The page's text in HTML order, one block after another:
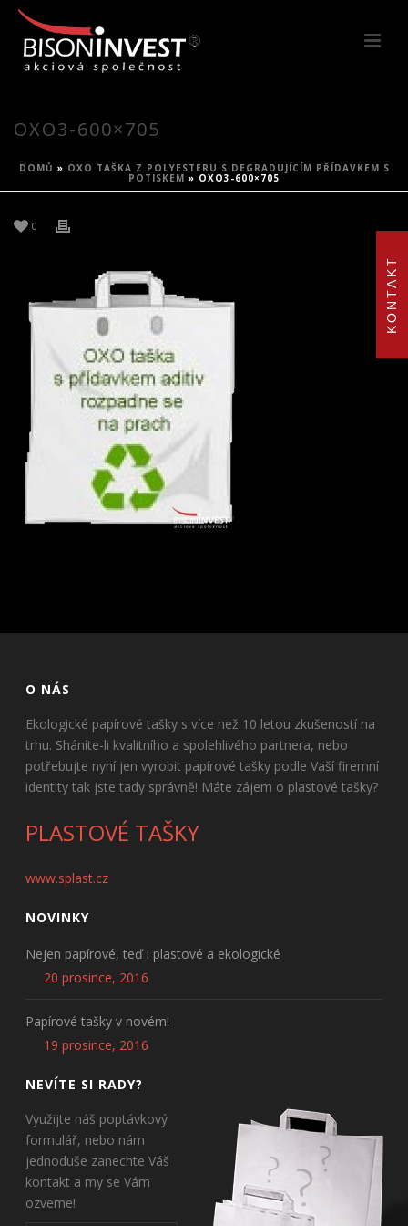
KONTAKT
OXO3-600×705
DOMŮ » OXO TAŠKA Z POLYESTERU S DEGRADUJÍCÍM PŘÍDAVKEM S
POTISKEM » OXO3-600×705
0
O NÁS
Ekologické papírové tašky s více než 10 letou zkušeností na
trhu. Sháníte-li kvalitního a spolehlivého partnera, nebo
potřebujte nyní jen vyrobit papírové tašky podle Vaší firemní
identity tak jste tady správně! Máte zájem o plastové tašky?
PLASTOVÉ TAŠKY
www.splast.cz
NOVINKY
Nejen papírové, teď i plastové a ekologické
20 prosince, 2016
Papírové tašky v novém!
19 prosince, 2016
NEVÍTE SI RADY?
Využijte náš poptávkový
formulář, nebo nám
jednoduše zanechte Váš
kontakt a my se Vám
ozveme!